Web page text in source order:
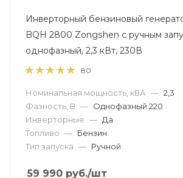
Инверторный бензиновый
BQH 2800 Zongshen с ручным
однофазный, 2,3 кВт, 230В
80
Номинальная мощность, кВА — 2,3
Фазность, В — Однофазный 220
Инверторные — Да
Топливо — Бензин
Тип запуска — Ручной
59 990 руб./шт